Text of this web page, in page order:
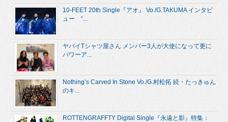
10-FEET 20th Single『アオ』 Vo./G.TAKUMA インタビ
ュー “...
ヤバイTシャツ屋さん メンバー3人が大使になって更に
パワーア...
Nothing’s Carved In Stone Vo./G.村松拓 続・たっきゅん
のキ...
ROTTENGRAFFTY Digital Single『永遠と影』特集：